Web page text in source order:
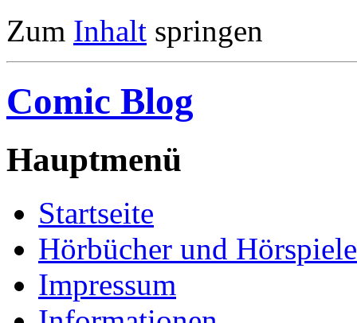
Zum Inhalt springen
Comic Blog
Hauptmenü
Startseite
Hörbücher und Hörspiele
Impressum